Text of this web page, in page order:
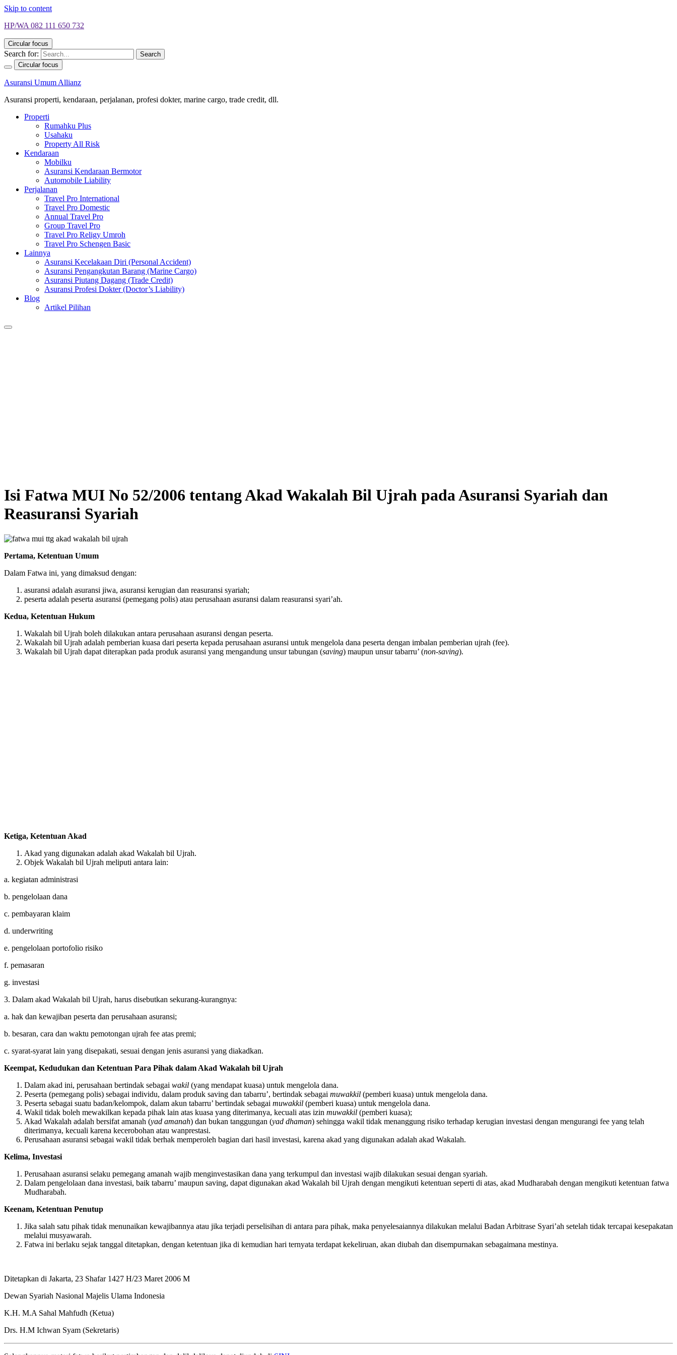
Skip to content
HP/WA 082 111 650 732
Circular focus
Search for:
Search
Circular focus
Asuransi Umum Allianz
Asuransi properti, kendaraan, perjalanan, profesi dokter, marine cargo, trade credit, dll.
Properti
Rumahku Plus
Usahaku
Property All Risk
Kendaraan
Mobilku
Asuransi Kendaraan Bermotor
Automobile Liability
Perjalanan
Travel Pro International
Travel Pro Domestic
Annual Travel Pro
Group Travel Pro
Travel Pro Religy Umroh
Travel Pro Schengen Basic
Lainnya
Asuransi Kecelakaan Diri (Personal Accident)
Asuransi Pengangkutan Barang (Marine Cargo)
Asuransi Piutang Dagang (Trade Credit)
Asuransi Profesi Dokter (Doctor’s Liability)
Blog
Artikel Pilihan
Isi Fatwa MUI No 52/2006 tentang Akad Wakalah Bil Ujrah pada Asuransi Syariah dan
Reasuransi Syariah
Pertama, Ketentuan Umum
Dalam Fatwa ini, yang dimaksud dengan:
asuransi adalah asuransi jiwa, asuransi kerugian dan reasuransi syariah;
peserta adalah peserta asuransi (pemegang polis) atau perusahaan asuransi dalam reasuransi syari’ah.
Kedua, Ketentuan Hukum
Wakalah bil Ujrah boleh dilakukan antara perusahaan asuransi dengan peserta.
Wakalah bil Ujrah adalah pemberian kuasa dari peserta kepada perusahaan asuransi untuk mengelola dana peserta dengan imbalan pemberian ujrah (fee).
Wakalah bil Ujrah dapat diterapkan pada produk asuransi yang mengandung unsur tabungan (saving) maupun unsur tabarru’ (non-saving).
Ketiga, Ketentuan Akad
Akad yang digunakan adalah akad Wakalah bil Ujrah.
Objek Wakalah bil Ujrah meliputi antara lain:
a. kegiatan administrasi
b. pengelolaan dana
c. pembayaran klaim
d. underwriting
e. pengelolaan portofolio risiko
f. pemasaran
g. investasi
3. Dalam akad Wakalah bil Ujrah, harus disebutkan sekurang-kurangnya:
a. hak dan kewajiban peserta dan perusahaan asuransi;
b. besaran, cara dan waktu pemotongan ujrah fee atas premi;
c. syarat-syarat lain yang disepakati, sesuai dengan jenis asuransi yang diakadkan.
Keempat, Kedudukan dan Ketentuan Para Pihak dalam Akad Wakalah bil Ujrah
Dalam akad ini, perusahaan bertindak sebagai wakil (yang mendapat kuasa) untuk mengelola dana.
Peserta (pemegang polis) sebagai individu, dalam produk saving dan tabarru’, bertindak sebagai muwakkil (pemberi kuasa) untuk mengelola dana.
Peserta sebagai suatu badan/kelompok, dalam akun tabarru’ bertindak sebagai muwakkil (pemberi kuasa) untuk mengelola dana.
Wakil tidak boleh mewakilkan kepada pihak lain atas kuasa yang diterimanya, kecuali atas izin muwakkil (pemberi kuasa);
Akad Wakalah adalah bersifat amanah (yad amanah) dan bukan tanggungan (yad dhaman) sehingga wakil tidak menanggung risiko terhadap kerugian investasi dengan mengurangi fee yang telah
diterimanya, kecuali karena kecerobohan atau wanprestasi.
Perusahaan asuransi sebagai wakil tidak berhak memperoleh bagian dari hasil investasi, karena akad yang digunakan adalah akad Wakalah.
Kelima, Investasi
Perusahaan asuransi selaku pemegang amanah wajib menginvestasikan dana yang terkumpul dan investasi wajib dilakukan sesuai dengan syariah.
Dalam pengelolaan dana investasi, baik tabarru’ maupun saving, dapat digunakan akad Wakalah bil Ujrah dengan mengikuti ketentuan seperti di atas, akad Mudharabah dengan mengikuti ketentuan fatwa
Mudharabah.
Keenam, Ketentuan Penutup
Jika salah satu pihak tidak menunaikan kewajibannya atau jika terjadi perselisihan di antara para pihak, maka penyelesaiannya dilakukan melalui Badan Arbitrase Syari’ah setelah tidak tercapai kesepakatan
melalui musyawarah.
Fatwa ini berlaku sejak tanggal ditetapkan, dengan ketentuan jika di kemudian hari ternyata terdapat kekeliruan, akan diubah dan disempurnakan sebagaimana mestinya.
Ditetapkan di Jakarta, 23 Shafar 1427 H/23 Maret 2006 M
Dewan Syariah Nasional Majelis Ulama Indonesia
K.H. M.A Sahal Mahfudh (Ketua)
Drs. H.M Ichwan Syam (Sekretaris)